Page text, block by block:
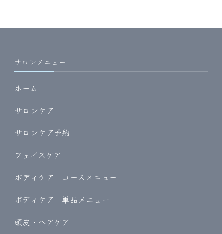
サロンメニュー
ホーム
サロンケア
サロンケア予約
フェイスケア
ボディケア コースメニュー
ボディケア 単品メニュー
頭皮・ヘアケア